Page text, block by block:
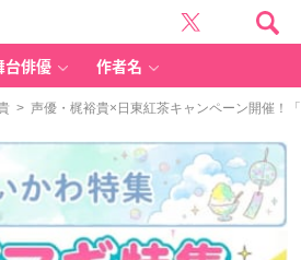
台俳優 作者名
> 声優・梶裕貴×日東紅茶キャンペーン開催！